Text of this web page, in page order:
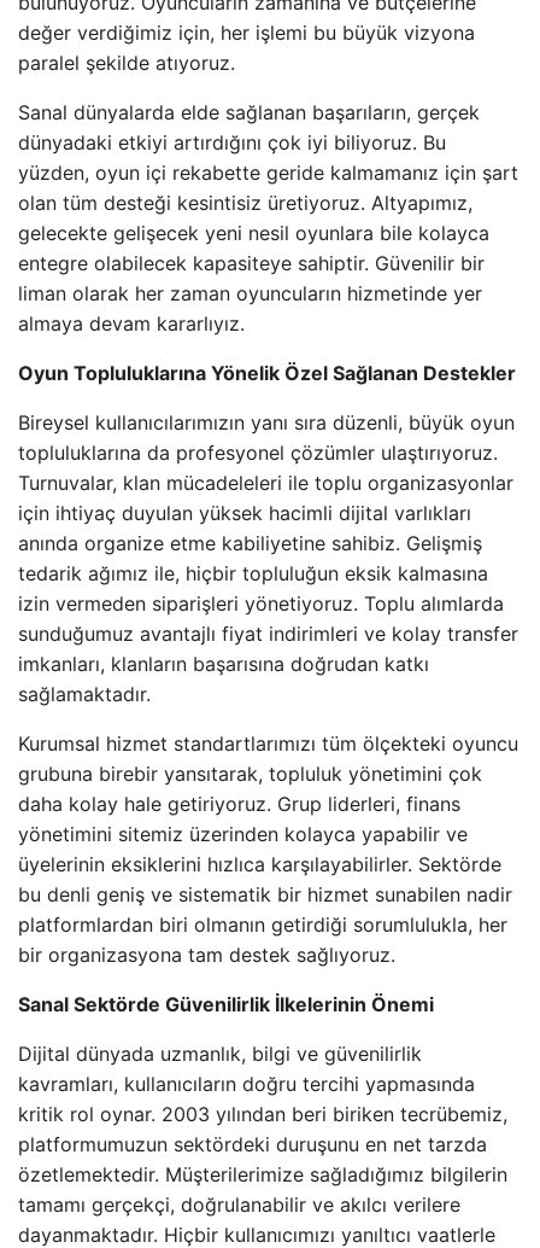
değer verdiğimiz için, her işlemi bu büyük vizyona
paralel şekilde atıyoruz.
Sanal dünyalarda elde sağlanan başarıların, gerçek
dünyadaki etkiyi artırdığını çok iyi biliyoruz. Bu
yüzden, oyun içi rekabette geride kalmamanız için şart
olan tüm desteği kesintisiz üretiyoruz. Altyapımız,
gelecekte gelişecek yeni nesil oyunlara bile kolayca
entegre olabilecek kapasiteye sahiptir. Güvenilir bir
liman olarak her zaman oyuncuların hizmetinde yer
almaya devam kararlıyız.
Oyun Topluluklarına Yönelik Özel Sağlanan Destekler
Bireysel kullanıcılarımızın yanı sıra düzenli, büyük oyun
topluluklarına da profesyonel çözümler ulaştırıyoruz.
Turnuvalar, klan mücadeleleri ile toplu organizasyonlar
için ihtiyaç duyulan yüksek hacimli dijital varlıkları
anında organize etme kabiliyetine sahibiz. Gelişmiş
tedarik ağımız ile, hiçbir topluluğun eksik kalmasına
izin vermeden siparişleri yönetiyoruz. Toplu alımlarda
sunduğumuz avantajlı fiyat indirimleri ve kolay transfer
imkanları, klanların başarısına doğrudan katkı
sağlamaktadır.
Kurumsal hizmet standartlarımızı tüm ölçekteki oyuncu
grubuna birebir yansıtarak, topluluk yönetimini çok
daha kolay hale getiriyoruz. Grup liderleri, finans
yönetimini sitemiz üzerinden kolayca yapabilir ve
üyelerinin eksiklerini hızlıca karşılayabilirler. Sektörde
bu denli geniş ve sistematik bir hizmet sunabilen nadir
platformlardan biri olmanın getirdiği sorumlulukla, her
bir organizasyona tam destek sağlıyoruz.
Sanal Sektörde Güvenilirlik İlkelerinin Önemi
Dijital dünyada uzmanlık, bilgi ve güvenilirlik
kavramları, kullanıcıların doğru tercihi yapmasında
kritik rol oynar. 2003 yılından beri biriken tecrübemiz,
platformumuzun sektördeki duruşunu en net tarzda
özetlemektedir. Müşterilerimize sağladığımız bilgilerin
tamamı gerçekçi, doğrulanabilir ve akılcı verilere
dayanmaktadır. Hiçbir kullanıcımızı yanıltıcı vaatlerle